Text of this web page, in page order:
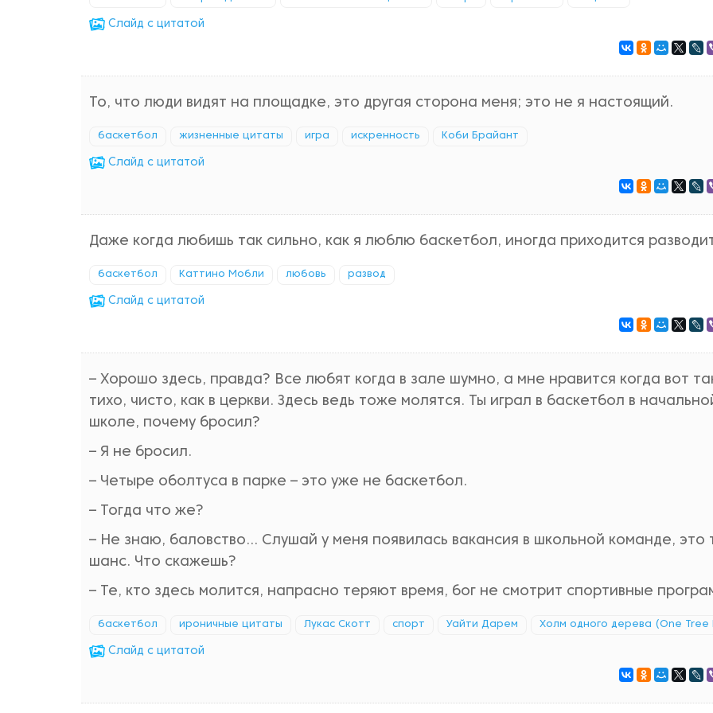
Cлайд с цитатой
То, что люди видят на площадке, это другая сторона меня; это не я настоящий.
баскетбол жизненные цитаты игра искренность Коби Брайант
Cлайд с цитатой
Даже когда любишь так сильно, как я люблю баскетбол, иногда приходится
баскетбол Каттино Мобли любовь развод
Cлайд с цитатой
– Хорошо здесь, правда? Все любят когда в зале шумно, а мне нравится когда вот
тихо, чисто, как в церкви. Здесь ведь тоже молятся. Ты играл в баскетбол в
школе, почему бросил?
– Я не бросил.
– Четыре оболтуса в парке – это уже не баскетбол.
– Тогда что же?
– Не знаю, баловство… Слушай у меня появилась вакансия в школьной команде, это
шанс. Что скажешь?
– Те, кто здесь молится, напрасно теряют время, бог не смотрит спортивные
баскетбол ироничные цитаты Лукас Скотт спорт Уайти Дарем Холм одного дерева (One Tree
Cлайд с цитатой